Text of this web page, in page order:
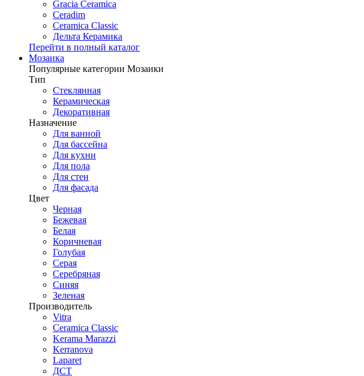
Gracia Ceramica
Ceradim
Ceramica Classic
Дельта Керамика
Перейти в полный каталог
Мозаика
Популярные категории Мозаики
Тип
Стеклянная
Керамическая
Декоративная
Назначение
Для ванной
Для бассейна
Для кухни
Для пола
Для стен
Для фасада
Цвет
Черная
Бежевая
Белая
Коричневая
Голубая
Серая
Серебряная
Синяя
Зеленая
Производитель
Vitra
Ceramica Classic
Kerama Marazzi
Kerranova
Laparet
ДСТ